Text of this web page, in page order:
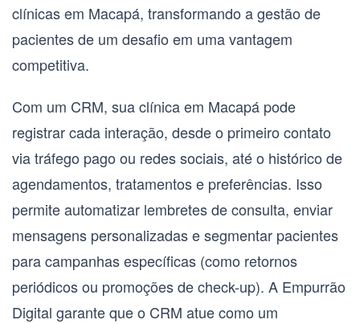
clínicas em Macapá, transformando a gestão de
pacientes de um desafio em uma vantagem
competitiva.
Com um CRM, sua clínica em Macapá pode
registrar cada interação, desde o primeiro contato
via tráfego pago ou redes sociais, até o histórico de
agendamentos, tratamentos e preferências. Isso
permite automatizar lembretes de consulta, enviar
mensagens personalizadas e segmentar pacientes
para campanhas específicas (como retornos
periódicos ou promoções de check-up). A Empurrão
Digital garante que o CRM atue como um